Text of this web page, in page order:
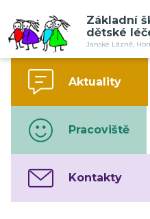
Základní
dětské
Janské Lázně,
Aktuality
Pracoviště
Kontakty